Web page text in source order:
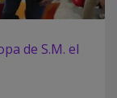
de S.M. el